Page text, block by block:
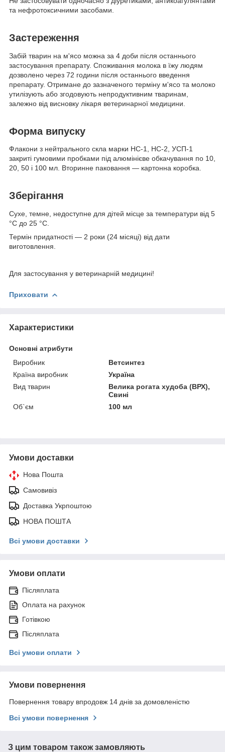
та нефротоксичними засобами.
Застереження
Забій тварин на м'ясо можна за 4 доби після останнього
застосування препарату. Споживання молока в їжу людям
дозволено через 72 години після останнього введення
препарату. Отримане до зазначеного терміну м'ясо та молоко
утилізують або згодовують непродуктивним тваринам,
залежно від висновку лікаря ветеринарної медицини.
Форма випуску
Флакони з нейтрального скла марки НС-1, НС-2, УСП-1
закриті гумовими пробками під алюмінієве обкачування по 10,
20, 50 і 100 мл. Вторинне паковання — картонна коробка.
Зберігання
Сухе, темне, недоступне для дітей місце за температури від 5
°C до 25 °C.
Термін придатності — 2 роки (24 місяці) від дати
виготовлення.
Для застосування у ветеринарній медицині!
Приховати
Характеристики
Основні атрибути
Виробник
Ветсинтез
Країна виробник
Україна
Вид тварин
Велика рогата худоба (ВРХ),
Свині
Об`єм
100 мл
Умови доставки
Нова Пошта
Самовивіз
Доставка Укрпоштою
НОВА ПОШТА
Всі умови доставки
Умови оплати
Післяплата
Оплата на рахунок
Готівкою
Післяплата
Всі умови оплати
Умови повернення
Повернення товару впродовж 14 днів за домовленістю
Всі умови повернення
З цим товаром також замовляють